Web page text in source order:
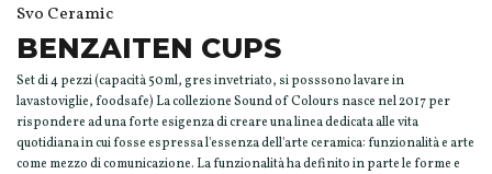
Svo Ceramic
BENZAITEN CUPS
Set di 4 pezzi (capacità 50ml, gres invetriato, si posssono lavare in
lavastoviglie, foodsafe) La collezione Sound of Colours nasce nel 2017 per
rispondere ad una forte esigenza di creare una linea dedicata alle vita
quotidiana in cui fosse espressa l'essenza dell'arte ceramica: funzionalità e arte
come mezzo di comunicazione. La funzionalità ha definito in parte le forme e